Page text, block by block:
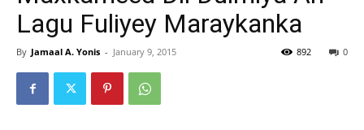
Lagu Fuliyey Maraykanka
By Jamaal A. Yonis - January 9, 2015 0
892